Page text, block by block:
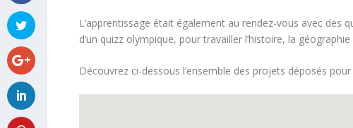
L’apprentissage était également au rendez-vous avec des
d’un quizz olympique, pour travailler l’histoire, la
Découvrez ci-dessous l’ensemble des projets déposés pour